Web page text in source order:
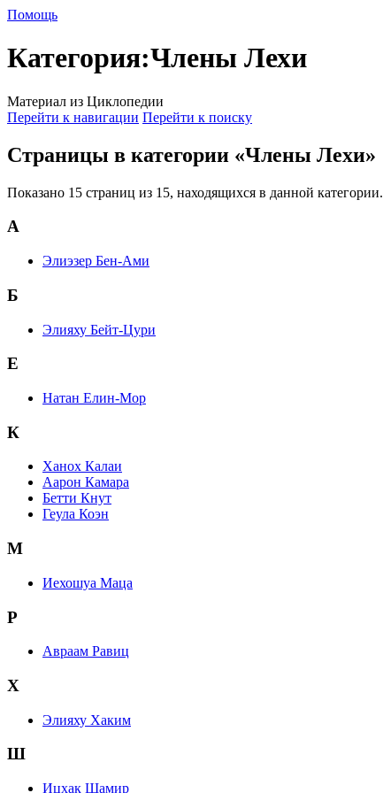
Помощь
Категория:Члены Лехи
Материал из Циклопедии
Перейти к навигации Перейти к поиску
Страницы в категории «Члены Лехи»
Показано 15 страниц из 15, находящихся в данной категории.
А
Элиэзер Бен-Ами
Б
Элияху Бейт-Цури
Е
Натан Елин-Мор
К
Ханох Калаи
Аарон Камара
Бетти Кнут
Геула Коэн
М
Иехошуа Маца
Р
Авраам Равиц
Х
Элияху Хаким
Ш
Ицхак Шамир